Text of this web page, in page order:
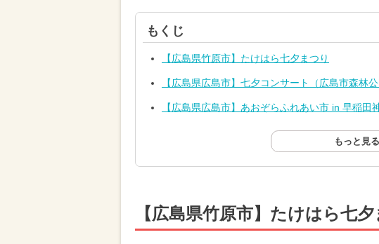
もくじ
【広島県竹原市】たけはら七夕まつり
【広島県広島市】七夕コンサート（広島市森林公
【広島県広島市】あおぞらふれあい市 in 早稲田
もっと見る
【広島県竹原市】たけはら七夕